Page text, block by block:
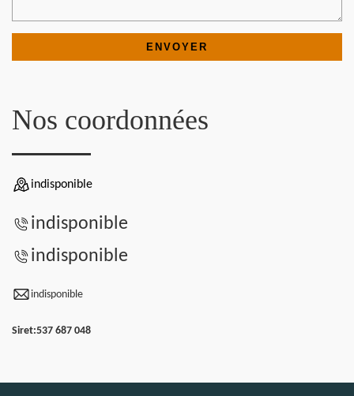
Nos coordonnées
indisponible
indisponible
indisponible
indisponible
Siret:537 687 048